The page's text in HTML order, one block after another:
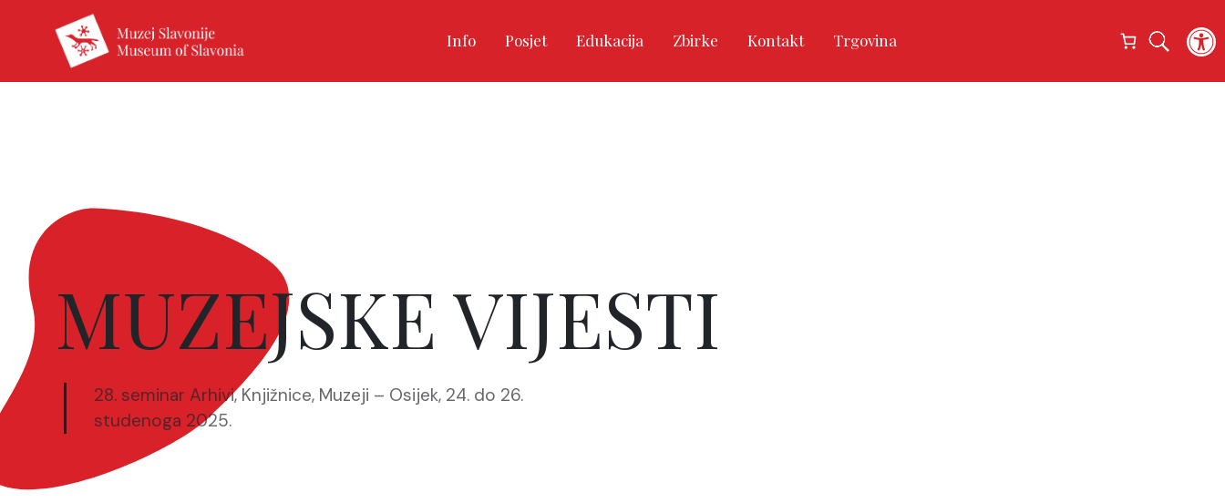
Info Posjet Edukacija Zbirke Kontakt Trgovina
MUZEJSKE VIJESTI
28. seminar Arhivi, Knjižnice, Muzeji – Osijek, 24. do 26.
studenoga 2025.